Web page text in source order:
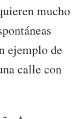
mucho
ejemplo de
calle con